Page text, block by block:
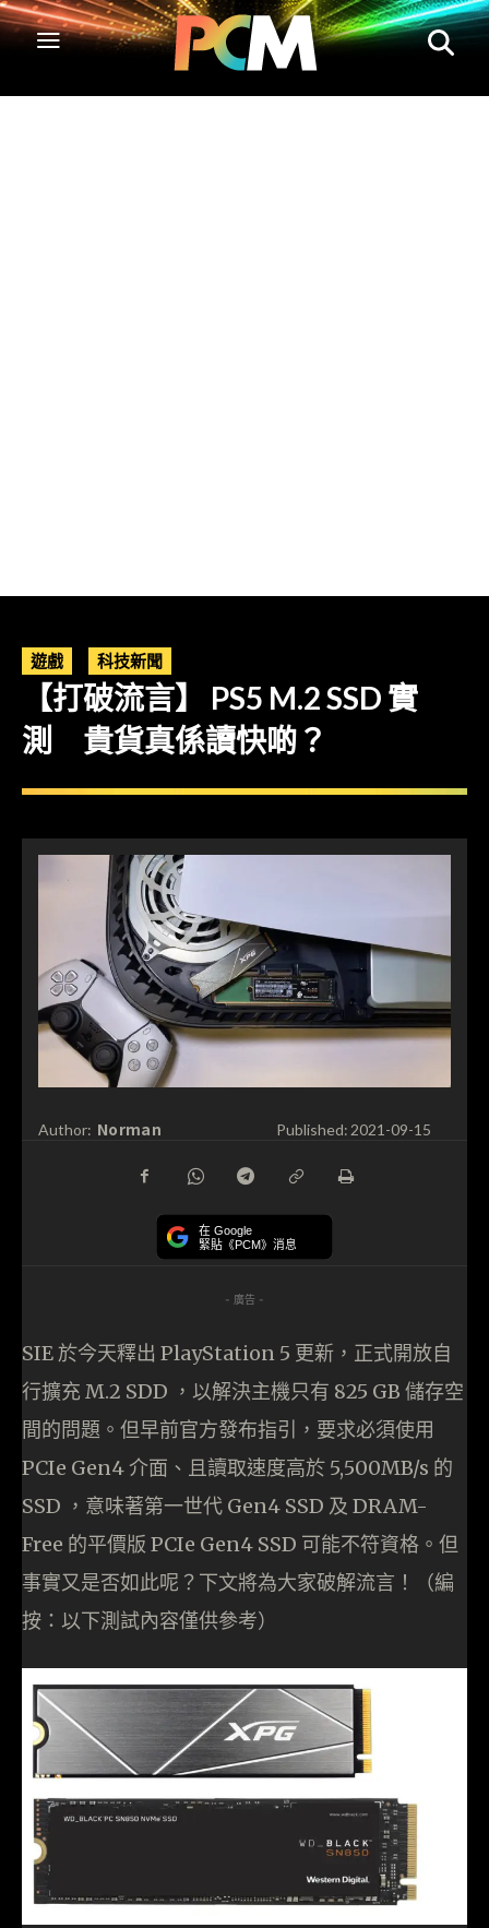
遊戲 科技新聞
【打破流言】 PS5 M.2 SSD 實
測 貴貨真係讀快啲？
Author: Norman Published: 2021-09-15
在 Google
緊貼《PCM》消息
- 廣告 -
SIE 於今天釋出 PlayStation 5 更新，正式開放自
行擴充 M.2 SDD ，以解決主機只有 825 GB 儲存空
間的問題。但早前官方發布指引，要求必須使用
PCIe Gen4 介面、且讀取速度高於 5,500MB/s 的
SSD ，意味著第一世代 Gen4 SSD 及 DRAM-
Free 的平價版 PCIe Gen4 SSD 可能不符資格。但
事實又是否如此呢？下文將為大家破解流言！（編
按：以下測試內容僅供參考）